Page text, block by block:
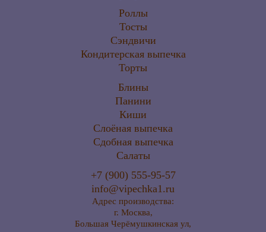
Роллы
Тосты
Сэндвичи
Кондитерская выпечка
Торты
Блины
Панини
Киши
Слоёная выпечка
Сдобная выпечка
Салаты
+7 (900) 555-95-57
info@vipechka1.ru
Адрес производства:
г. Москва,
Большая Черёмушкинская ул,